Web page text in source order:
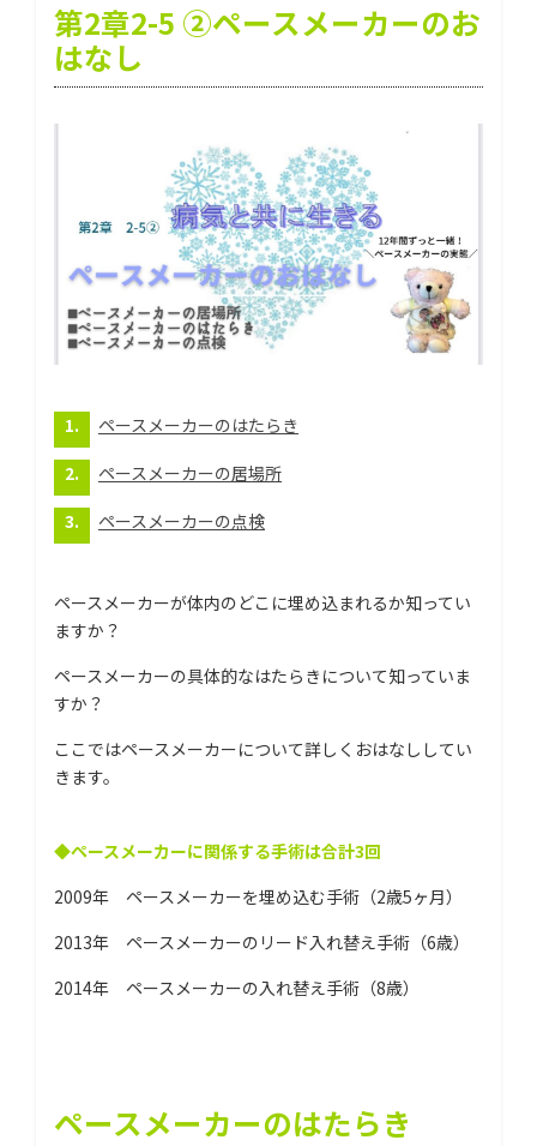
第2章2-5 ②ペースメーカーのお
はなし
ペースメーカーのはたらき
ペースメーカーの居場所
ペースメーカーの点検
ペースメーカーが体内のどこに埋め込まれるか知ってい
ますか？
ペースメーカーの具体的なはたらきについて知っていま
すか？
ここではペースメーカーについて詳しくおはなししてい
きます。
◆ペースメーカーに関係する手術は合計3回
2009年 ペースメーカーを埋め込む手術（2歳5ヶ月）
2013年 ペースメーカーのリード入れ替え手術（6歳）
2014年 ペースメーカーの入れ替え手術（8歳）
ペースメーカーのはたらき